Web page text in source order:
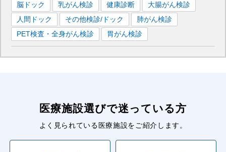
脳ドック 乳がん検診 健康診断
大腸がん検診
人間ドック
その他検診/ドック
肺がん検診
PET検査・全身がん検診
胃がん検診
医療施設選びで迷っている方
よく見られている医療施設をご紹介します。